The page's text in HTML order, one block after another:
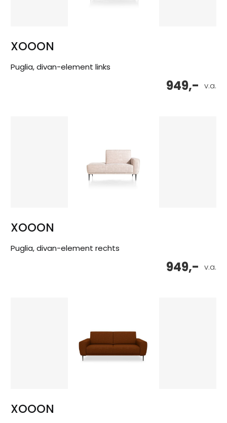
XOOON
Puglia, divan-element links
v.a.
949,-
XOOON
Puglia, divan-element rechts
v.a.
949,-
XOOON